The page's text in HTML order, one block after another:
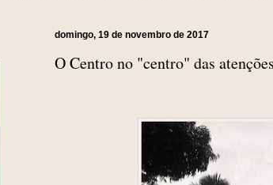
domingo, 19 de novembro de 2017
O Centro no "centro" das